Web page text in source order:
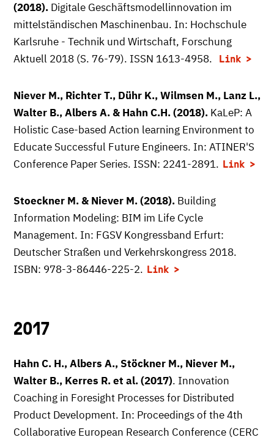
(2018). Digitale Geschäftsmodellinnovation im
mittelständischen Maschinenbau. In: Hochschule
Karlsruhe - Technik und Wirtschaft, Forschung
Aktuell 2018 (S. 76-79). ISSN 1613-4958.
Link
Niever M., Richter T., Dühr K., Wilmsen M., Lanz L.,
Walter B., Albers A. & Hahn C.H. (2018). KaLeP: A
Holistic Case-based Action learning Environment to
Educate Successful Future Engineers. In: ATINER'S
Conference Paper Series. ISSN: 2241-2891. Link
Stoeckner M. & Niever M. (2018). Building
Information Modeling: BIM im Life Cycle
Management. In: FGSV Kongressband Erfurt:
Deutscher Straßen und Verkehrskongress 2018.
ISBN: 978-3-86446-225-2. Link
2017
Hahn C. H., Albers A., Stöckner M., Niever M.,
Walter B., Kerres R. et al. (2017). Innovation
Coaching in Foresight Processes for Distributed
Product Development. In: Proceedings of the 4th
Collaborative European Research Conference (CERC